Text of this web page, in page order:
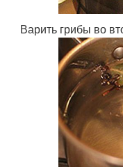
Варить грибы во